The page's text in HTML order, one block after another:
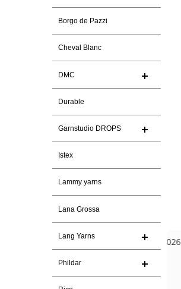
Borgo de Pazzi
Cheval Blanc
DMC
Durable
Garnstudio DROPS
Istex
Lammy yarns
Lana Grossa
Lang Yarns
Phildar
30-7-2026
Christel Vanderlinden
Snelle levering. En prima garen